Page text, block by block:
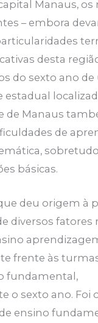
Manaus, os
– embora
desta
do sexto ano de
estadual
de Manaus
de
básicas.
deu origem à
diversos fatores
frente às
fundamental,
o sexto ano. Foi
ensino